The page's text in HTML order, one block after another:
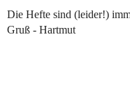
Die Hefte sind (leider!)
Gruß - Hartmut